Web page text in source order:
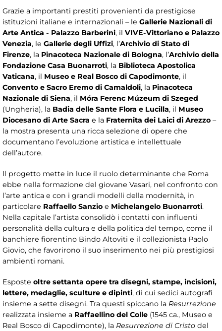
Grazie a importanti prestiti provenienti da prestigiose
istituzioni italiane e internazionali – le Gallerie Nazionali di
Arte Antica - Palazzo Barberini, il VIVE-Vittoriano e Palazzo
Venezia, le Gallerie degli Uffizi, l’Archivio di Stato di
Firenze, la Pinacoteca Nazionale di Bologna, l’Archivio della
Fondazione Casa Buonarroti, la Biblioteca Apostolica
Vaticana, il Museo e Real Bosco di Capodimonte, il
Convento e Sacro Eremo di Camaldoli, la Pinacoteca
Nazionale di Siena, il Móra Ferenc Múzeum di Szeged
(Ungheria), la Badia delle Sante Flora e Lucilla, il Museo
Diocesano di Arte Sacra e la Fraternita dei Laici di Arezzo –
la mostra presenta una ricca selezione di opere che
documentano l’evoluzione artistica e intellettuale
dell’autore.
Il progetto mette in luce il ruolo determinante che Roma
ebbe nella formazione del giovane Vasari, nel confronto con
l’arte antica e con i grandi modelli della modernità, in
particolare Raffaello Sanzio e Michelangelo Buonarroti.
Nella capitale l’artista consolidò i contatti con influenti
personalità della cultura e della politica del tempo, come il
banchiere fiorentino Bindo Altoviti e il collezionista Paolo
Giovio, che favorirono il suo inserimento nei più prestigiosi
ambienti romani.
Esposte oltre settanta opere tra disegni, stampe, incisioni,
lettere, medaglie, sculture e dipinti, di cui sedici autografi
insieme a sette disegni. Tra questi spiccano la Resurrezione
realizzata insieme a Raffaellino del Colle (1545 ca., Museo e
Real Bosco di Capodimonte), la Resurrezione di Cristo del